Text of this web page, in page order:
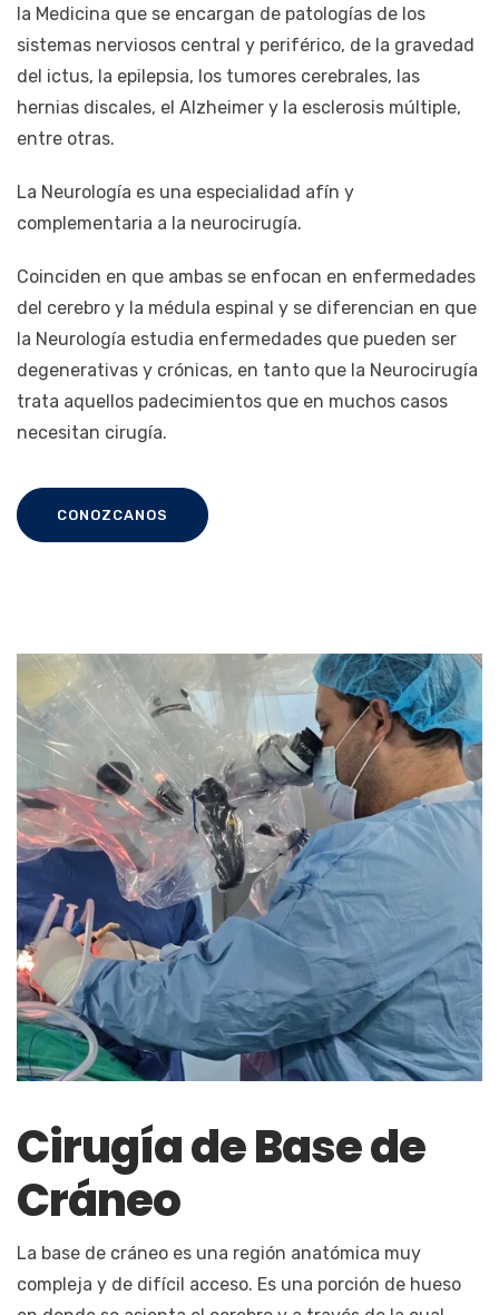
la Medicina que se encargan de patologías de los
sistemas nerviosos central y periférico, de la gravedad
del ictus, la epilepsia, los tumores cerebrales, las
hernias discales, el Alzheimer y la esclerosis múltiple,
entre otras.
La Neurología es una especialidad afín y
complementaria a la neurocirugía.
Coinciden en que ambas se enfocan en enfermedades
del cerebro y la médula espinal y se diferencian en que
la Neurología estudia enfermedades que pueden ser
degenerativas y crónicas, en tanto que la Neurocirugía
trata aquellos padecimientos que en muchos casos
necesitan cirugía.
CONOZCANOS
Cirugía de Base de
Cráneo
La base de cráneo es una región anatómica muy
compleja y de difícil acceso. Es una porción de hueso